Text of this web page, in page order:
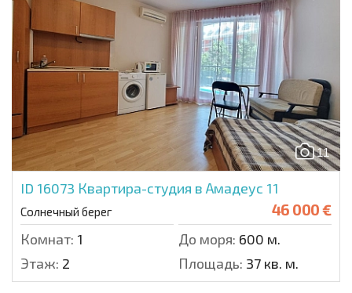
11
ID 16073 Квартира-студия в Амадеус 11
Солнечный берег 46 000 €
Комнат: 1 До моря: 600 м.
Этаж: 2 Площадь: 37 кв. м.